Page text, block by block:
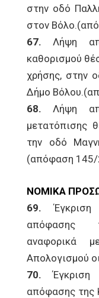
στην οδό
στον
67. Λήψη
καθορισμού
χρήσης, στην
Δήμο
68. Λήψη
μετατόπισης
την οδό
(απόφαση 145/
ΝΟΜΙΚΑ
69.
απόφασης
αναφορικά
Απολογισμού
70.
απόφασης της